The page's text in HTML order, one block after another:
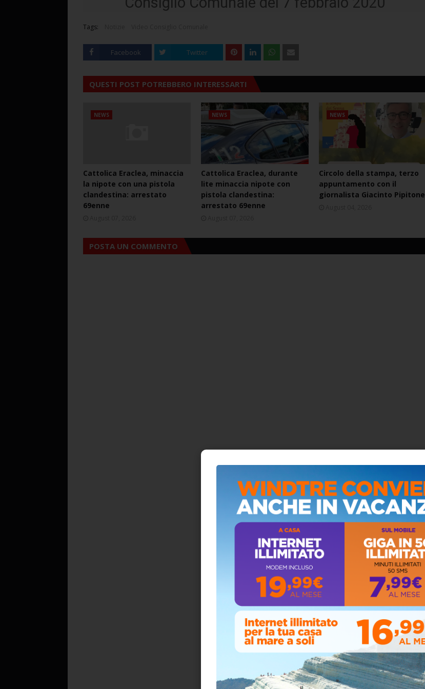
Tags:
Facebook Twitter
QUESTI POST POTREBBERO INTERESSARTI
NEWS
Cattolica Eraclea, minaccia
la nipote con una pistola
clandestina: arrestato
69enne
NEWS
Cattolica Eraclea, durante
lite minaccia nipote con
pistola clandestina:
arrestato 69enne
NEWS
Circolo della stampa, terzo
appuntamento con il
giornalista Giacinto Pipitone
POSTA UN COMMENTO